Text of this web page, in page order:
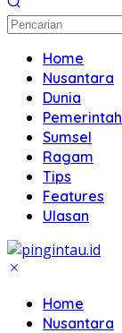
Home
Nusantara
Dunia
Pemerintah
Sumsel
Ragam
Tips
Features
Ulasan
Home
Nusantara